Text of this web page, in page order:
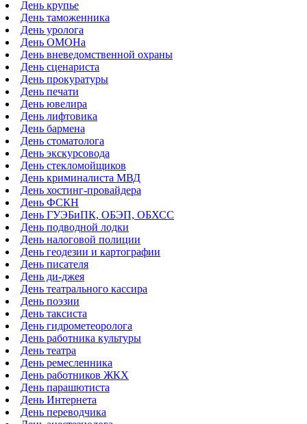
День крупье
День таможенника
День уролога
День ОМОНа
День вневедомственной охраны
День сценариста
День прокуратуры
День печати
День ювелира
День лифтовика
День бармена
День стоматолога
День экскурсовода
День стекломойщиков
День криминалиста МВД
День хостинг-провайдера
День ФСКН
День ГУЭБиПК, ОБЭП, ОБХСС
День подводной лодки
День налоговой полиции
День геодезии и картографии
День писателя
День ди-джея
День театрального кассира
День поэзии
День таксиста
День гидрометеоролога
День работника культуры
День театра
День ремесленника
День работников ЖКХ
День парашютиста
День Интернета
День переводчика